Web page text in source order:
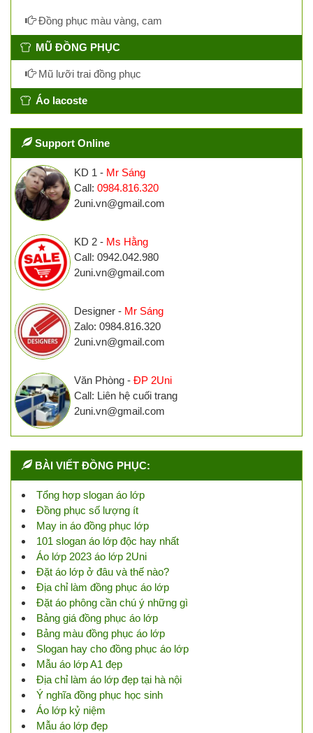
Đồng phục màu vàng, cam
MŨ ĐỒNG PHỤC
Mũ lưỡi trai đồng phục
Áo lacoste
Support Online
KD 1 - Mr Sáng
Call: 0984.816.320
2uni.vn@gmail.com
KD 2 - Ms Hằng
Call: 0942.042.980
2uni.vn@gmail.com
Designer - Mr Sáng
Zalo: 0984.816.320
2uni.vn@gmail.com
Văn Phòng - ĐP 2Uni
Call: Liên hệ cuối trang
2uni.vn@gmail.com
BÀI VIẾT ĐỒNG PHỤC:
Tổng hợp slogan áo lớp
Đồng phục số lượng ít
May in áo đồng phục lớp
101 slogan áo lớp độc hay nhất
Áo lớp 2023 áo lớp 2Uni
Đặt áo lớp ở đâu và thế nào?
Địa chỉ làm đồng phục áo lớp
Đặt áo phông cần chú ý những gì
Bảng giá đồng phục áo lớp
Bảng màu đồng phục áo lớp
Slogan hay cho đồng phục áo lớp
Mẫu áo lớp A1 đẹp
Địa chỉ làm áo lớp đẹp tại hà nội
Ý nghĩa đồng phục học sinh
Áo lớp kỷ niệm
Mẫu áo lớp đẹp